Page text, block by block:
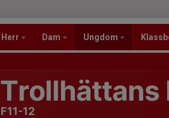
Herr Dam Ungdom
Trollhättans
F11-12